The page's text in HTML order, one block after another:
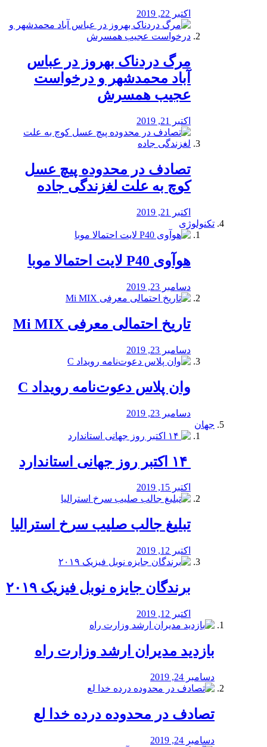
اکتبر 22, 2019
مرگ دردناک بهروز در عباس
آباد محمدشهر و درخواست
عجیب همسرش
اکتبر 21, 2019
تصادف در محدوده پیچ عسل
کوچ به علت لغزندگی جاده
اکتبر 21, 2019
تکنولوژی
هوآوی P40 لایت احتمالا موبا
دسامبر 23, 2019
تاریخ احتمالی معرفی Mi MIX
دسامبر 23, 2019
وان پلاس دعوت‌نامه رویداد C
دسامبر 23, 2019
جهان
اکتبر 15, 2019
تبلیغ جالب صلیب سرخ استرالیا
اکتبر 12, 2019
برندگان جایزه نوبل فیزیک ۲۰۱۹
اکتبر 12, 2019
بازدید مدیران ارشد وزارت راه
دسامبر 24, 2019
تصادف در محدوده درده خدا لع
دسامبر 24, 2019